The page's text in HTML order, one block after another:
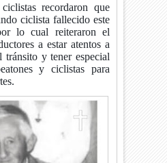
recordaron que
ciclista fallecido este
lo cual reiteraron el
a estar atentos a
tránsito y tener especial
y ciclistas para